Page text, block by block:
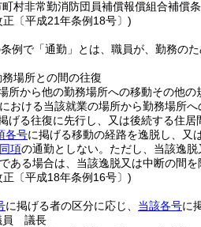
村非常勤消防団員補償報償組合補償条
正〔平成21年条例18号〕)
例で「通勤」とは、職員が、勤務の
場所との間の往復
所から他の勤務場所への移動その他
おける当該就業の場所から勤務場所
げる往復に先行し、又は後続する住居
各号に掲げる移動の経路を逸脱し、又
同項の通勤としない。 ただし、当該逸
ある場合は、当該逸脱又は中断の間を
正〔平成18年条例16号〕)
に掲げる者の区分に応じ、 当該各号に
員 議長